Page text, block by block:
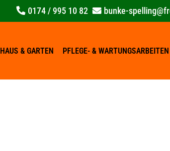
0174 / 995 10 82 bunke-
HAUS & GARTEN PFLEGE- & WARTUNGSARBEITEN